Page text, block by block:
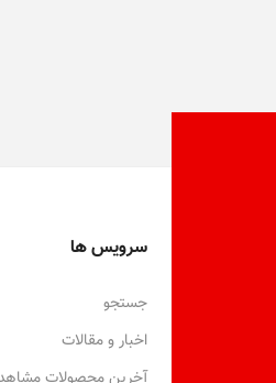
سرویس ها
جستجو
اخبار و مقالات